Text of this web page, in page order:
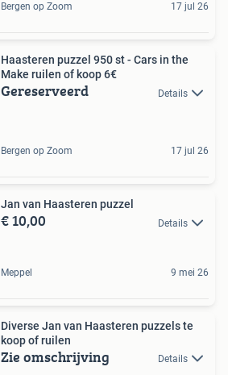
Bergen op Zoom 17 jul 26
Haasteren puzzel 950 st - Cars in the
Make ruilen of koop 6€
Gereserveerd Details
Bergen op Zoom 17 jul 26
Jan van Haasteren puzzel
€ 10,00 Details
Meppel 9 mei 26
Diverse Jan van Haasteren puzzels te
koop of ruilen
Zie omschrijving Details